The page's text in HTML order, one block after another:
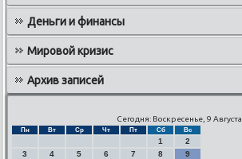
Деньги и финансы
Мировой кризис
Архив записей
Сегодня: Воскресенье, 9 Августа
Пн Вт Ср Чт Пт Сб Вс
1
2
3
4 5 6 7 8
9